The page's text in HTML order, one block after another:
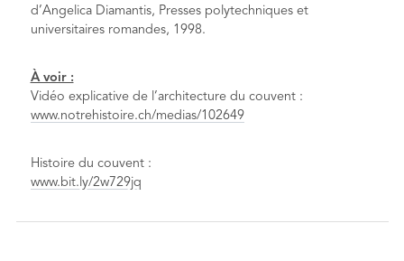
d’Angelica Diamantis, Presses polytechniques et
universitaires romandes, 1998.
À voir :
Vidéo explicative de l’architecture du couvent :
www.notrehistoire.ch/medias/102649
Histoire du couvent :
www.bit.ly/2w729jq